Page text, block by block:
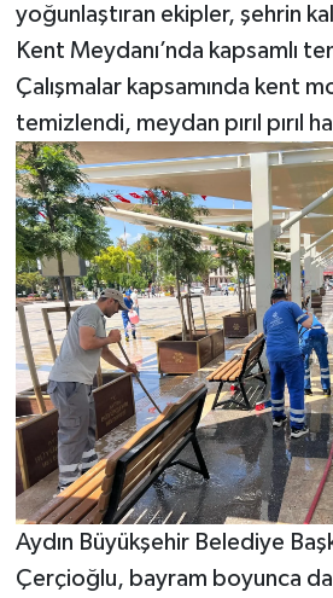
yoğunlaştıran ekipler, şehrin
Kent Meydanı’nda kapsamlı
Çalışmalar kapsamında kent
temizlendi, meydan pırıl pırıl
Aydın Büyükşehir Belediye
Çerçioğlu, bayram boyunca